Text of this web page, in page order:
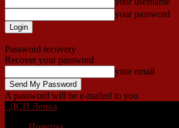
your password
Password recovery
Recover your password
your email
A password will be e-mailed to you.
ДСП Ленка